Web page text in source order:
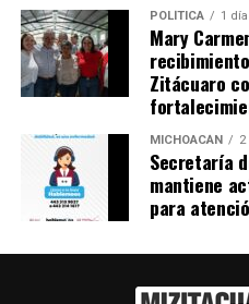
diferentes ámbitos.
El Dr. Francisco Javier
este comité también aludió
más allá de su labor
mujeres menores que
teniendo siempre abiertas
En esta rueda de prensa
Ramírez y la Profra.
POLÍTICA 1
Mary
Zitácuaro
MICHOACÁN
Secretaría
mantiene
para